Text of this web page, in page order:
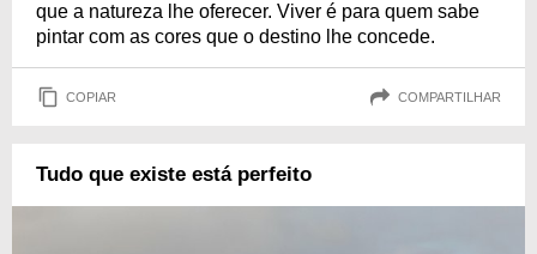
que a natureza lhe oferecer. Viver é para quem sabe
pintar com as cores que o destino lhe concede.
COPIAR COMPARTILHAR
Tudo que existe está perfeito